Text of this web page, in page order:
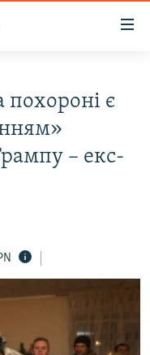
є
– екс-